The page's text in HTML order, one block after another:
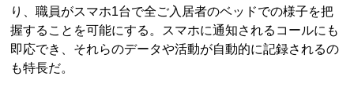
り、職員がスマホ1台で全ご入居者のベッドでの様子を把
握することを可能にする。スマホに通知されるコールにも
即応でき、それらのデータや活動が自動的に記録されるの
も特長だ。